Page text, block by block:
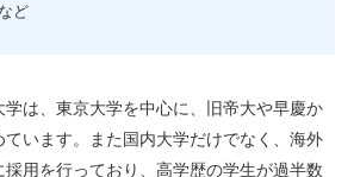
ど
は、東京大学を中心に、旧帝大や早慶か
ています。また国内大学だけでなく、海外
用を行っており、高学歴の学生が過半数